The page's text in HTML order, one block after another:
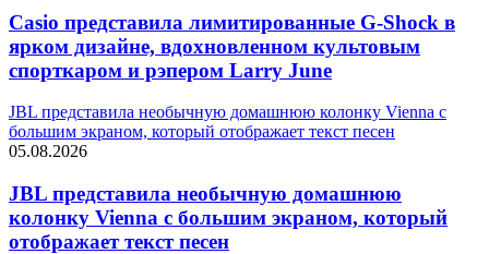
Casio представила лимитированные G-Shock в
ярком дизайне, вдохновленном культовым
спорткаром и рэпером Larry June
JBL представила необычную домашнюю колонку Vienna с
большим экраном, который отображает текст песен
05.08.2026
JBL представила необычную домашнюю
колонку Vienna с большим экраном, который
отображает текст песен